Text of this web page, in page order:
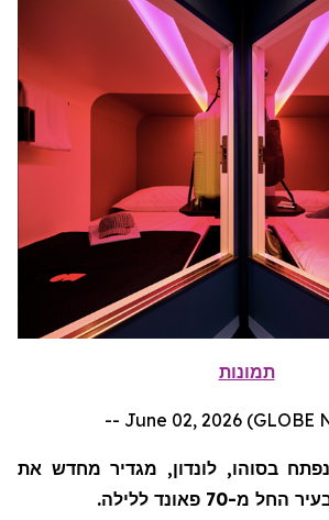
תמונות
בסוהו, לונדון, מגדיר מחדש את
70 פאונד ללילה.